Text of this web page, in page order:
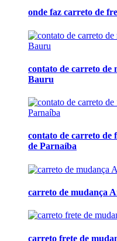
onde faz carreto de
contato de carreto de
Bauru
contato de carreto de
de Parnaíba
carreto de mudança
carreto frete de